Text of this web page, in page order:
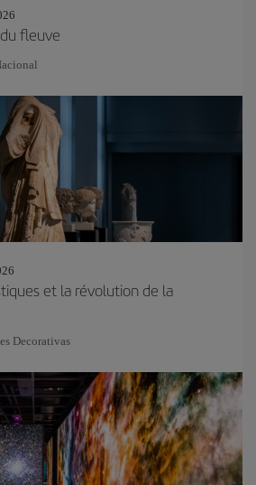
fleuve
et la révolution de la
Decorativas